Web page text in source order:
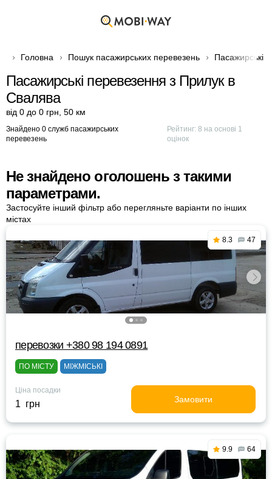
Головна Пошук пасажирських перевезень Пасажирські
Пасажирські перевезення з Прилук в
Свалява
від 0 до 0 грн 50 км
Знайдено 0 служб пасажирських
перевезень
Рейтинг:8 на основі 1
оцінок
Не знайдено оголошень з такими
параметрами.
Застосуйте інший фільтр або перегляньте варіанти по інших
містах
8.3 47
перевозки +380 98 194 0891
ПО МІСТУ МІЖМІСЬКІ
Ціна посадки
1 грн Замовити
9.9 64